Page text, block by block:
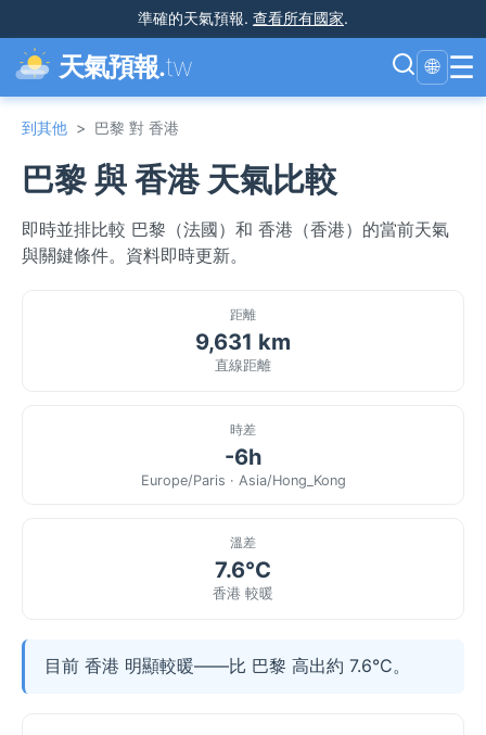
準確的天氣預報. 查看所有國家.
天氣預報.tw 🌐 ☰
到其他 > 巴黎 對 香港
巴黎 與 香港 天氣比較
即時並排比較 巴黎（法國）和 香港（香港）的當前天氣
與關鍵條件。資料即時更新。
距離
9,631 km
直線距離
時差
-6h
Europe/Paris · Asia/Hong_Kong
溫差
7.6°C
香港 較暖
目前 香港 明顯較暖——比 巴黎 高出約 7.6°C。